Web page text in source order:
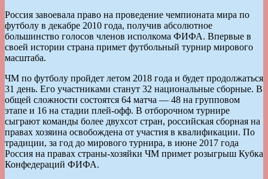
Россия завоевала право на проведение чемпионата мира по
футболу в декабре 2010 года, получив абсолютное
большинство голосов членов исполкома ФИФА. Впервые в
своей истории страна примет футбольный турнир мирового
масштаба.
ЧМ по футболу пройдет летом 2018 года и будет продолжаться
31 день. Его участниками станут 32 национальные сборные. В
общей сложности состоятся 64 матча — 48 на групповом
этапе и 16 на стадии плей-офф. В отборочном турнире
сыграют команды более двухсот стран, российская сборная на
правах хозяина освобождена от участия в квалификации. По
традиции, за год до мирового турнира, в июне 2017 года
Россия на правах страны-хозяйки ЧМ примет розыгрыш Кубка
Конфедераций ФИФА.